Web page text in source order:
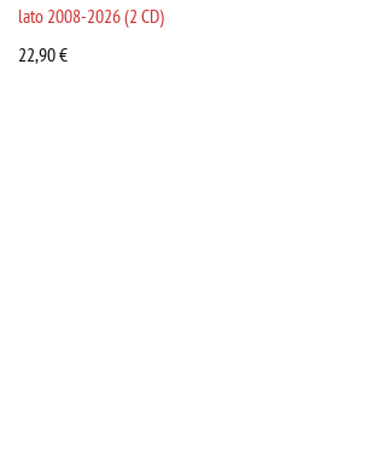
lato 2008-2026 (2 CD)
22,90€